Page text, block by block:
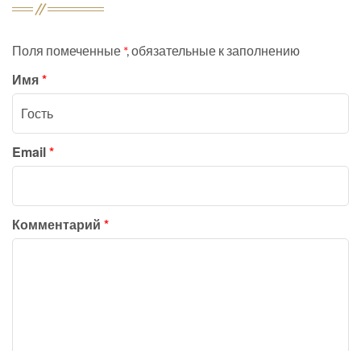
Поля помеченные *, обязательные к заполнению
Имя*
Email*
Комментарий *